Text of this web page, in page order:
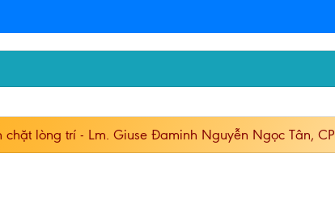
lòng trí - Lm. Giuse Đaminh Nguyễn Ngọc Tân, CP